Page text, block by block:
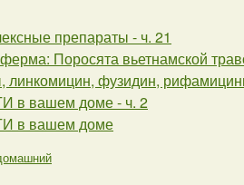
препараты - ч. 21
Поросята вьетнамской
линкомицин, фузидин,
в вашем доме - ч. 2
в вашем доме